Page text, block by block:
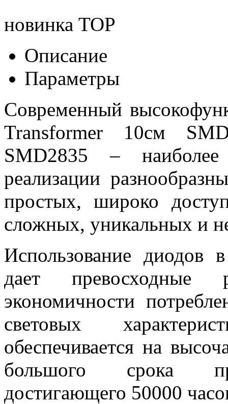
новинка TOP
Описание
Параметры
Современный
Transformer 10см
SMD2835 –
реализации
простых, широко
сложных, уникальных и
Использование диодов
дает
экономичности
световых
обеспечивается на
большого срока
достигающего 50000